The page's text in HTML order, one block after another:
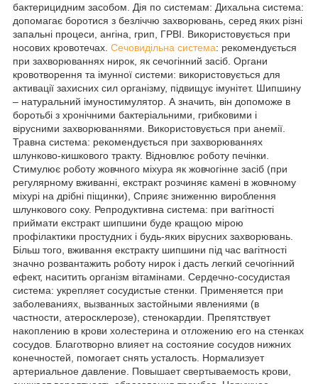
бактерицидним засобом. Дія по системам: Дихальна система:
допомагає боротися з безліччю захворювань, серед яких різні
запальні процеси, ангіна, грип, ГРВІ. Використовується при
носових кровотечах. Сечовидільна система: рекомендується
при захворюваннях нирок, як сечогінний засіб. Органи
кровотворення та імунної системи: використовується для
активації захисних сил організму, підвищує імунітет. Шипшину
– натуральний імуностимулятор. А значить, він допоможе в
боротьбі з хронічними бактеріальними, грибковими і
вірусними захворюваннями. Використовується при анемії.
Травна система: рекомендується при захворюваннях
шлунково-кишкового тракту. Відновлює роботу печінки.
Стимулює роботу жовчного міхура як жовчогінне засіб (при
регулярному вживанні, екстракт розчиняє камені в жовчному
міхурі на дрібні піщинки), Сприяє зниженню вироблення
шлункового соку. Репродуктивна система: при вагітності
приймати екстракт шипшини буде кращою мірою
профілактики простудних і будь-яких вірусних захворювань.
Більш того, вживання екстракту шипшини під час вагітності
значно розвантажить роботу нирок і дасть легкий сечогінний
ефект, наситить організм вітамінами. Сердечно-сосудистая
система: укрепляет сосудистые стенки. Применяется при
заболеваниях, вызванных застойными явлениями (в
частности, атеросклерозе), стенокардии. Препятствует
накоплению в крови холестерина и отложению его на стенках
сосудов. Благотворно влияет на состояние сосудов нижних
конечностей, помогает снять усталость. Нормализует
артериальное давление. Повышает свертываемость крови,